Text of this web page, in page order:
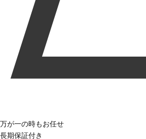
万が一の時もお任せ
長期保証付き